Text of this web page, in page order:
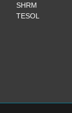
SHRM
TESOL